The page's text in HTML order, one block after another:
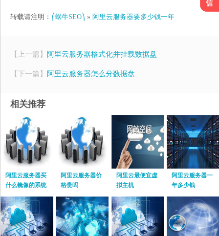
转载请注明： ⎛蜗牛SEO⎞ » 阿里云服务器要多少钱一年
【上一篇】 阿里云服务器格式化并挂载数据盘
【下一篇】 阿里云服务器怎么分数据盘
相关推荐
阿里云服务器买
什么镜像的系统
阿里云服务器价
格贵吗
阿里云最便宜虚
拟主机
阿里云服务器一
年多少钱